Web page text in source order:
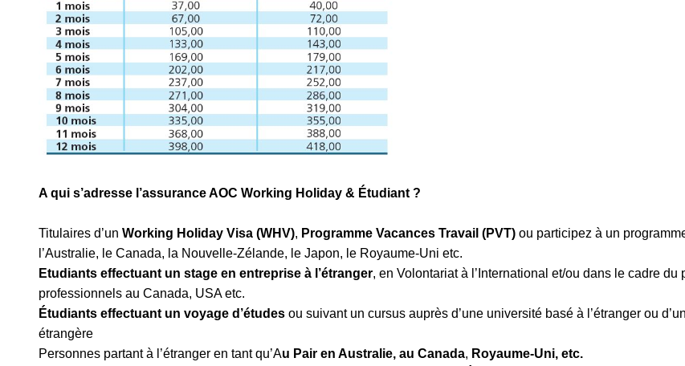
A qui s’adresse l’assurance AOC Working Holiday & Étudiant ?
Titulaires d’un Working Holiday Visa (WHV), Programme Vacances Travail (PVT) ou participez à un
l’Australie, le Canada, la Nouvelle-Zélande, le Japon, le Royaume-Uni etc.
Etudiants effectuant un stage en entreprise à l’étranger, en Volontariat à l’International et/ou dans le cadre du
professionnels au Canada, USA etc.
Étudiants effectuant un voyage d’études ou suivant un cursus auprès d’une université basé à l’étranger ou
étrangère
Personnes partant à l’étranger en tant qu’Au Pair en Australie, au Canada, Royaume-Uni, etc.